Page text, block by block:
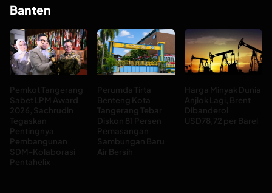
Banten
Pemkot Tangerang
Sabet LPM Award
2026, Sachrudin
Tegaskan
Pentingnya
Pembangunan
SDM-Kolaborasi
Pentahelix
Perumda Tirta
Benteng Kota
Tangerang Tebar
Diskon 81 Persen
Pemasangan
Sambungan Baru
Air Bersih
Harga Minyak Dunia
Anjlok Lagi, Brent
Dibanderol
USD78,72 per Barel